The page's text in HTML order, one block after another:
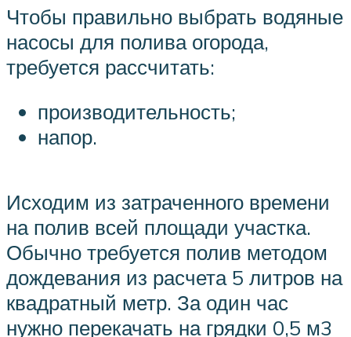
Чтобы правильно выбрать водяные
насосы для полива огорода,
требуется рассчитать:
производительность;
напор.
Исходим из затраченного времени
на полив всей площади участка.
Обычно требуется полив методом
дождевания из расчета 5 литров на
квадратный метр. За один час
нужно перекачать на грядки 0,5 м3